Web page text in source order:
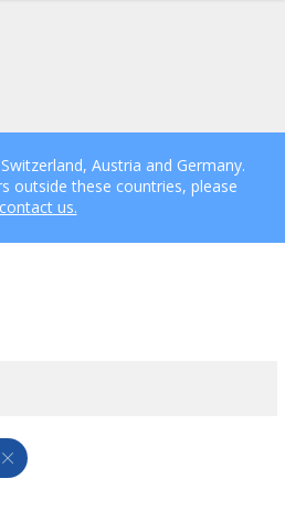
Austria and Germany.
outside these countries, please
contact us.